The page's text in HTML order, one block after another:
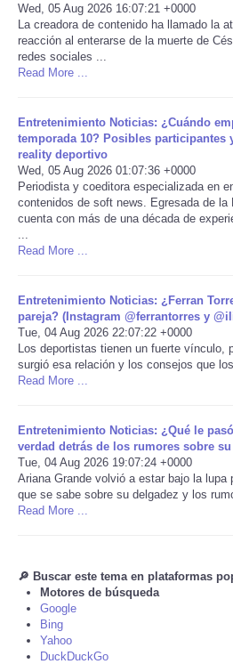
USA
World
Portada de Noticias
America Latina
EEUU
Especiales
Negocios
Salud
Tiempo
CATEGORIES
Wed, 05 Aug 2026 16:07:21 +0000
La creadora de contenido ha llamado la
reacción al enterarse de la muerte de
redes sociales ...
Read More ...
Entretenimiento Noticias: ¿Cuándo
temporada 10? Posibles participantes
reality deportivo
Wed, 05 Aug 2026 01:07:36 +0000
Periodista y coeditora especializada en
contenidos de soft news. Egresada de la
cuenta con más de una década de
Read More ...
Entretenimiento Noticias: ¿Ferran
pareja? (Instagram @ferrantorres y
Tue, 04 Aug 2026 22:07:22 +0000
Los deportistas tienen un fuerte vínculo,
surgió esa relación y los consejos que
Read More ...
Entretenimiento Noticias: ¿Qué le
verdad detrás de los rumores sobre
Tue, 04 Aug 2026 19:07:24 +0000
Ariana Grande volvió a estar bajo la
que se sabe sobre su delgadez y los
Read More ...
🔎 Buscar este tema en plataformas
Motores de búsqueda
Google
Bing
Yahoo
DuckDuckGo